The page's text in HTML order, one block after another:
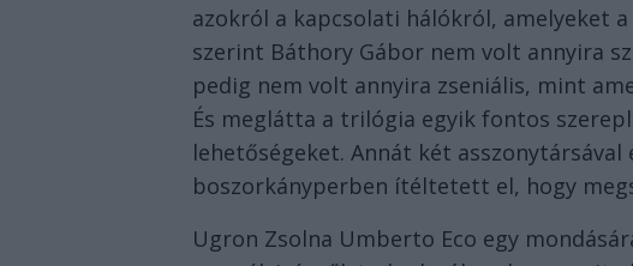
azokról a kapcsolati hálókról, amelyeket
szerint Báthory Gábor nem volt annyira
pedig nem volt annyira zseniális, mint
És meglátta a trilógia egyik fontos
lehetőségeket. Annát két
boszorkányperben ítéltetett el, hogy
Ugron Zsolna Umberto Eco egy